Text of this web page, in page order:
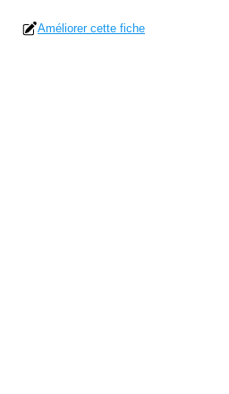
Améliorer cette fiche